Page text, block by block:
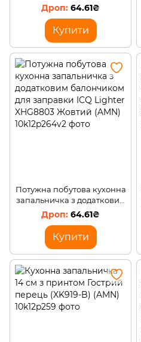
балончиком для заправки
ICQ Lighter XHG8803
Малиновий (AMN)
64.61₴
Купити
Потужна побутова кухонна
запальничка з додатковим
балончиком для заправки
ICQ Lighter XHG8803
Жовтий (AMN)
64.61₴
Купити